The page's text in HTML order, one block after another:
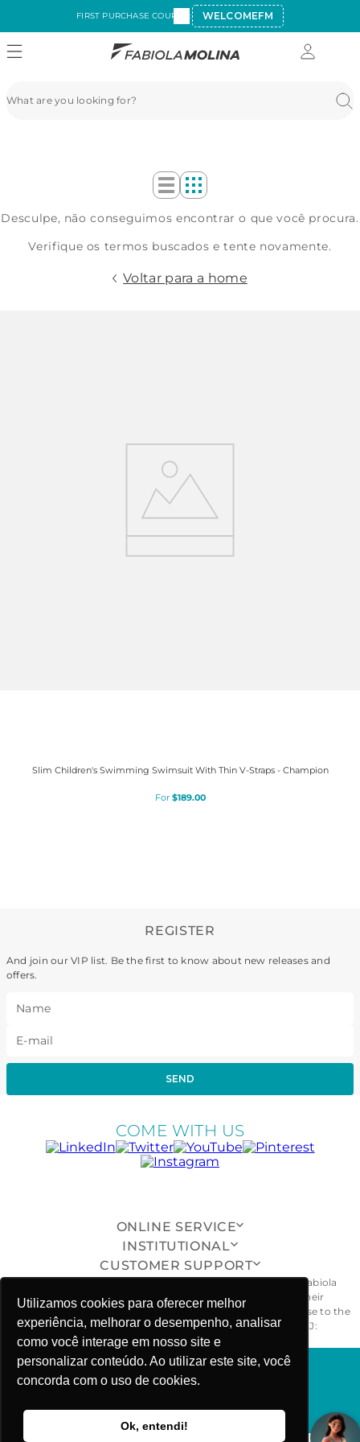
Utilizamos cookies para oferecer melhor
experiência, melhorar o desempenho, analisar
como você interage em nosso site e
personalizar conteúdo. Ao utilizar este site, você
concorda com o uso de cookies.
Ok, entendi!
FIRST PURCHASE COUPON: WELCOMEFM
Desculpe, não conseguimos encontrar o que você procura.
Verifique os termos buscados e tente novamente.
Voltar para a home
Slim Children's Swimming Swimsuit With Thin V-Straps - Champion
$189.00
REGISTER
And join our VIP list. Be the first to know about new releases and
offers.
SEND
COME WITH US
ONLINE SERVICE
INSTITUTIONAL
CUSTOMER SUPPORT
All pieces, models, drawings, designs and shapes of the Fabiola
Molina® brand are exclusive and duly protected, and their
unauthorized reproduction, imitation or copying will give rise to the
civil and criminal penalties provided for by law. - CNPJ:
26.968.029/0001-55
FABIOLA MOLINA ©COPYRIGHT 2025